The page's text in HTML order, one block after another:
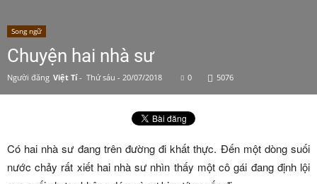
Song ngữ
Chuyện hai nhà sư
Người đăng Việt Tí - Thứ sáu - 20/07/2018 0 5076
Có hai nhà sư đang trên đường đi khất thực. Đến một dòng suối
nước chảy rất xiết hai nhà sư nhìn thấy một cô gái đang định lội